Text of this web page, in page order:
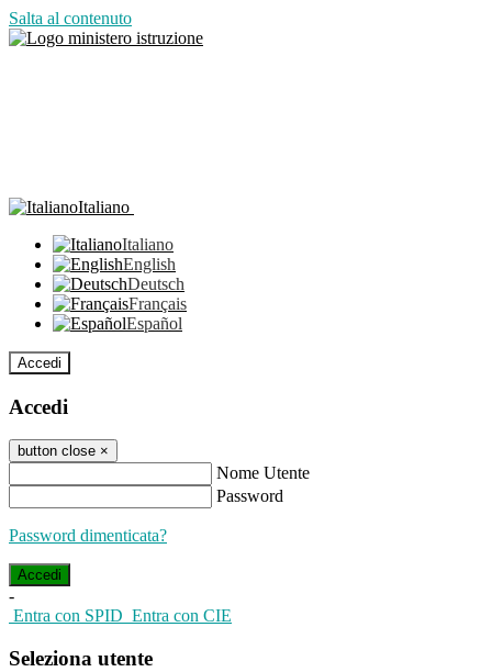
Salta al contenuto
Italiano
Italiano
English
Deutsch
Français
Español
Accedi
Accedi
button close ×
Nome Utente
Password
Password dimenticata?
-
Entra con SPID Entra con CIE
Seleziona utente